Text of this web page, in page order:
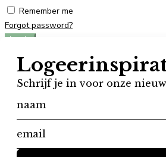
Remember me
Forgot password?
Log In
Don't have an account?Register
Register
User registration is disabled in this website.